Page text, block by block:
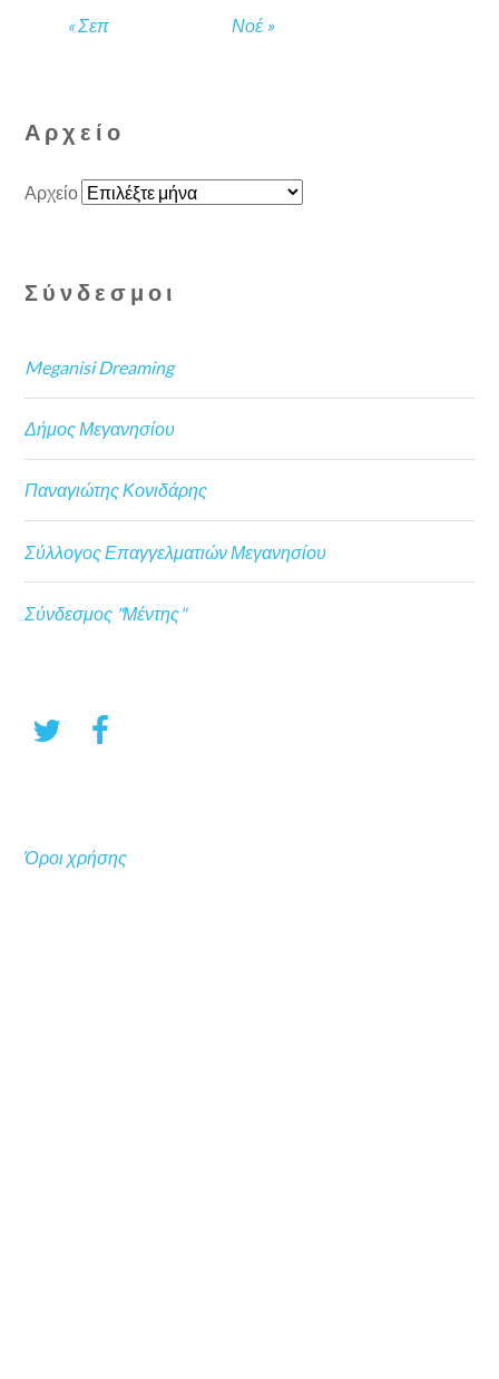
« Σεπ Νοέ »
Αρχείο
Αρχείο
Σύνδεσμοι
Meganisi Dreaming
Δήμος Μεγανησίου
Παναγιώτης Κονιδάρης
Σύλλογος Επαγγελματιών Μεγανησίου
Σύνδεσμος "Μέντης"
Όροι χρήσης